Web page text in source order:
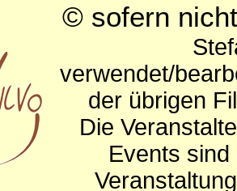
© sofern
verwendet/
der übrigen
Die
Events